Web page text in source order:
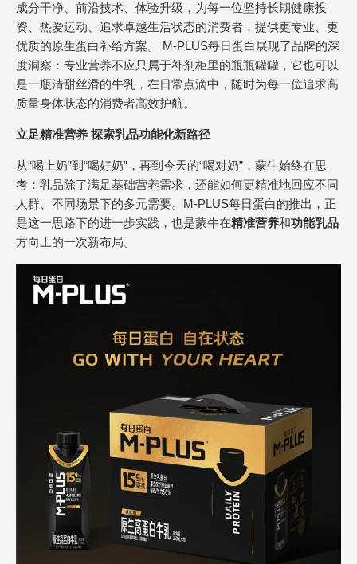
成分干净、前沿技术、体验升级，为每一位坚持长期健康投
资、热爱运动、追求卓越生活状态的消费者，提供更专业、更
优质的原生蛋白补给方案。 M-PLUS每日蛋白展现了品牌的深
度洞察：专业营养不应只属于补剂柜里的瓶瓶罐罐，它也可以
是一瓶清甜丝滑的牛乳，在日常点滴中，随时为每一位追求高
质量身体状态的消费者高效护航。
立足精准营养 探索乳品功能化新路径
从“喝上奶”到“喝好奶”，再到今天的“喝对奶”，蒙牛始终在思
考：乳品除了满足基础营养需求，还能如何更精准地回应不同
人群、不同场景下的多元需要。M-PLUS每日蛋白的推出，正
是这一思路下的进一步实践，也是蒙牛在精准营养和功能乳品
方向上的一次新布局。